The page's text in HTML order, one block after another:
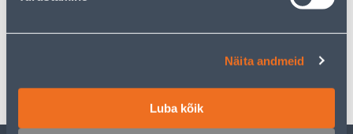
Näita andmeid
Luba kõik